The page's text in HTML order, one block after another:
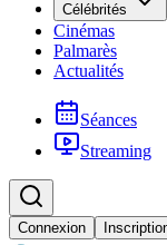
Célébrités
Cinémas
Palmarès
Actualités
Séances
Streaming
Connexion